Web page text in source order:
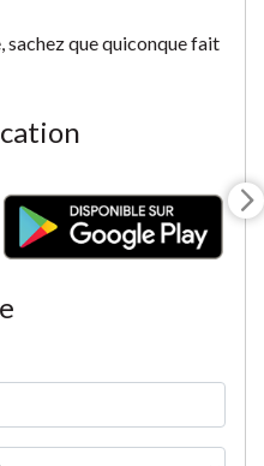
sachez que quiconque fait